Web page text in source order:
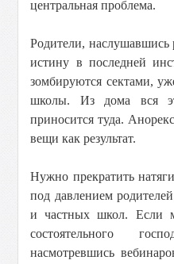
центральная проблема.
Родители, наслушавшись
истину в последней
зомбируются сектами,
школы. Из дома вся
приносится туда.
вещи как результат.
Нужно прекратить
под давлением
и частных школ. Если
состоятельного
насмотревшись